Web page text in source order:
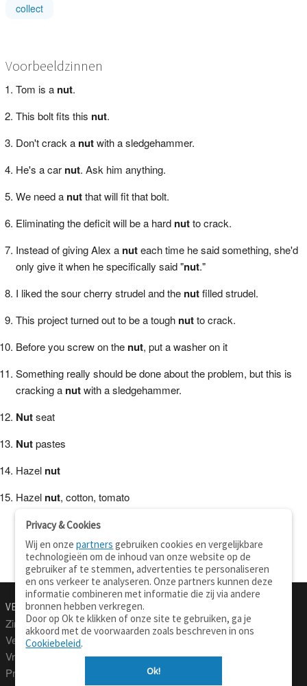
collect
Voorbeeldzinnen
Tom is a nut.
This bolt fits this nut.
Don't crack a nutwith a sledgehammer.
He's a car nut. Ask him anything.
We need a nutthat will fit that bolt.
Eliminating the deficit will be a hard nutto crack.
Instead of giving Alex a nuteach time he said something, she'd
only give it when he specifically said "nut."
I liked the sour cherry strudel and the nutfilled strudel.
This project turned out to be a tough nutto crack.
Before you screw on the nut, put a washer on it
Something really should be done about the problem, but this is
cracking a nutwith a sledgehammer.
Nutseat
Nutpastes
Hazel nut
Hazel nut, cotton, tomato
VERTALEN.NU
Zinnen vertalen
Verklarend woordenboek
Vraagbaak
Professionele vertaling
Over deze site
Privacy
Privacy & Cookies
Wij en onzepartners gebruiken cookies en vergelijkbare
technologieën om de inhoud van onze website op de
gebruiker af te stemmen, advertenties te personaliseren
en ons verkeer te analyseren. Onze partners kunnen deze
informatie combineren met informatie die zij via andere
bronnen hebben verkregen.
Door op Ok te klikken of onze site te gebruiken, ga je
akkoord met de voorwaarden zoals beschreven in ons
Cookiebeleid.
Ok!